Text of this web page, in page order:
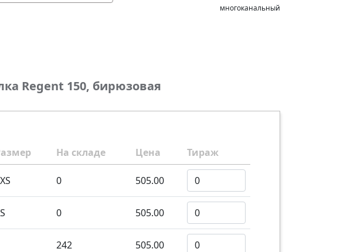
многоканальный
Regent 150, бирюзовая
На складе Цена Тираж
0 505.00
0 505.00
242 505.00